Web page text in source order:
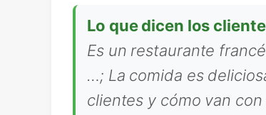
Lo que dicen los
Es un restaurante
…; La comida es
clientes y cómo van